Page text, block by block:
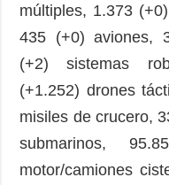
múltiples, 1.373
435 (+0) aviones,
(+2) sistemas
(+1.252) drones
misiles de crucero,
submarinos,
motor/camiones